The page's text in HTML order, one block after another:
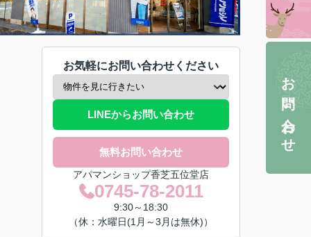
お気軽にお問い合わせください
LINEからお問い合わせ
無料お問い合わせ
アパマンショップ香芝五位堂店
0745-78-2011
9:30～18:30
（休：水曜日(1月～3月は無休)）
お問い合わせ